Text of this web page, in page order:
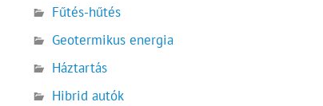
Fűtés-hűtés
Geotermikus energia
Háztartás
Hibrid autók